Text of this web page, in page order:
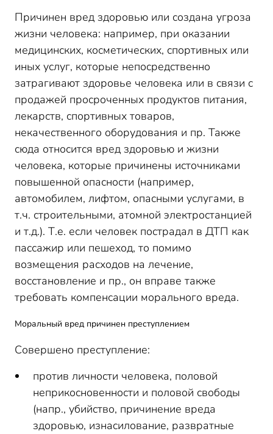
Причинен вред здоровью или создана угроза
жизни человека: например, при оказании
медицинских, косметических, спортивных или
иных услуг, которые непосредственно
затрагивают здоровье человека или в связи с
продажей просроченных продуктов питания,
лекарств, спортивных товаров,
некачественного оборудования и пр. Также
сюда относится вред здоровью и жизни
человека, которые причинены источниками
повышенной опасности (например,
автомобилем, лифтом, опасными услугами, в
т.ч. строительными, атомной электростанцией
и т.д.). Т.е. если человек пострадал в ДТП как
пассажир или пешеход, то помимо
возмещения расходов на лечение,
восстановление и пр., он вправе также
требовать компенсации морального вреда.
Моральный вред причинен преступлением
Совершено преступление:
против личности человека, половой
неприкосновенности и половой свободы
(напр., убийство, причинение вреда
здоровью, изнасилование, развратные